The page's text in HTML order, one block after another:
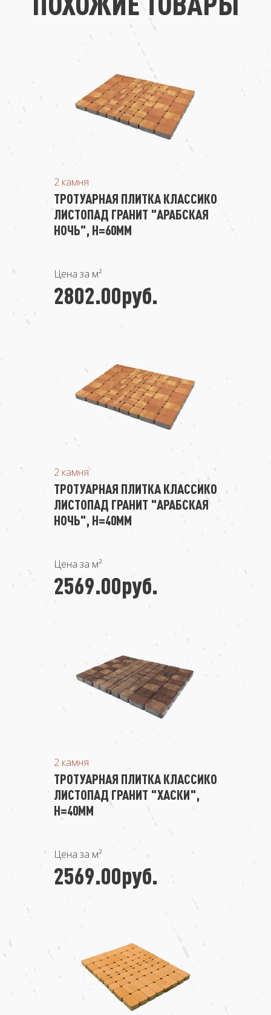
2 камня
ТРОТУАРНАЯ ПЛИТКА КЛАССИКО
ЛИСТОПАД ГРАНИТ "АРАБСКАЯ
НОЧЬ", Н=60ММ
Цена за м²
2802.00руб.
2 камня
ТРОТУАРНАЯ ПЛИТКА КЛАССИКО
ЛИСТОПАД ГРАНИТ "АРАБСКАЯ
НОЧЬ", Н=40ММ
Цена за м²
2569.00руб.
2 камня
ТРОТУАРНАЯ ПЛИТКА КЛАССИКО
ЛИСТОПАД ГРАНИТ "ХАСКИ",
Н=40ММ
Цена за м²
2569.00руб.